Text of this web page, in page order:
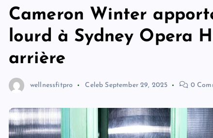
Cameron Winter
lourd à Sydney Opera
arrière
wellnessfitpro Celeb September 29, 2025 0